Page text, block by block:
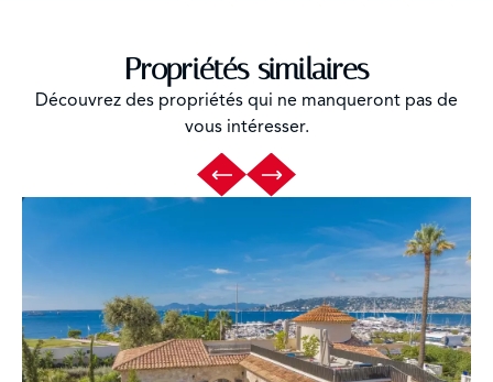
Propriétés similaires
Découvrez des propriétés qui ne manqueront pas de
vous intéresser.